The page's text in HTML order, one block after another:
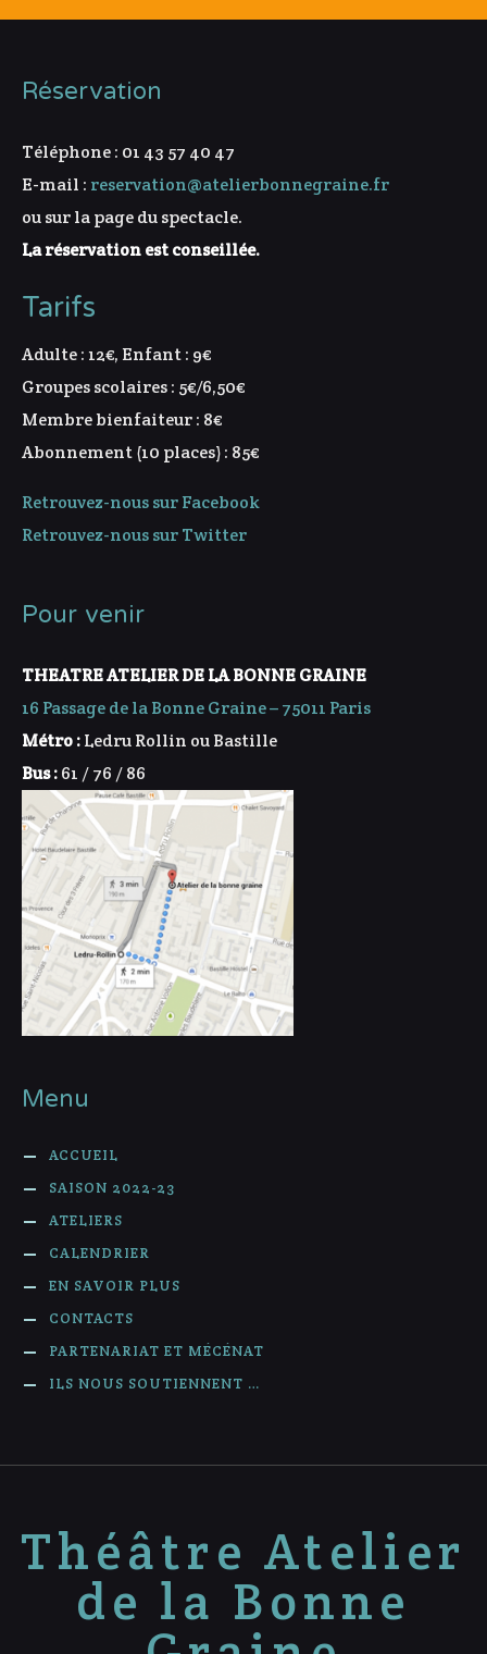
Réservation
Téléphone : 01 43 57 40 47
E-mail : reservation@atelierbonnegraine.fr
ou sur la page du spectacle.
La réservation est conseillée.
Tarifs
Adulte : 12€, Enfant : 9€
Groupes scolaires : 5€/6,50€
Membre bienfaiteur : 8€
Abonnement (10 places) : 85€
Retrouvez-nous sur Facebook
Retrouvez-nous sur Twitter
Pour venir
THEATRE ATELIER DE LA BONNE GRAINE
16 Passage de la Bonne Graine – 75011 Paris
Métro :Ledru Rollin ou Bastille
Bus :61 / 76 / 86
Menu
ACCUEIL
SAISON 2022-23
ATELIERS
CALENDRIER
EN SAVOIR PLUS
CONTACTS
PARTENARIAT ET MÉCÉNAT
ILS NOUS SOUTIENNENT …
Théâtre Atelier
de la Bonne